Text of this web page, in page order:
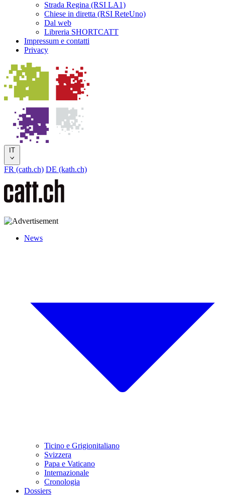
Strada Regina (RSI LA1)
Chiese in diretta (RSI ReteUno)
Dal web
Libreria SHORTCATT
Impressum e contatti
Privacy
IT
FR (cath.ch) DE (kath.ch)
News
Ticino e Grigionitaliano
Svizzera
Papa e Vaticano
Internazionale
Cronologia
Dossiers